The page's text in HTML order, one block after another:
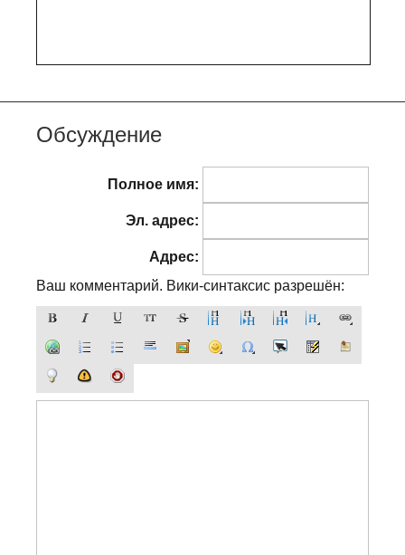
Обсуждение
Полное имя:
Эл. адрес:
Адрес:
Ваш комментарий. Вики-синтаксис разрешён: